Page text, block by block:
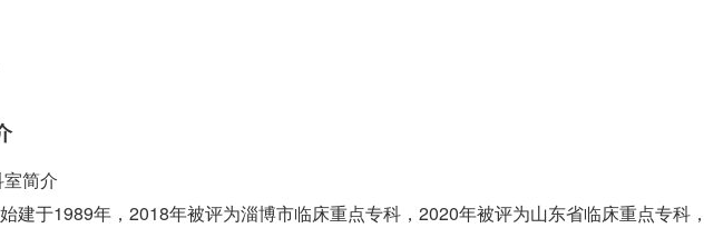
简介
于1989年，2018年被评为淄博市临床重点专科，2020年被评为山东省临床重点专科